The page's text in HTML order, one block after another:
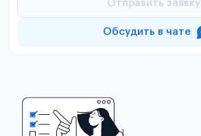
Отправить заявку
Обсудить в чате